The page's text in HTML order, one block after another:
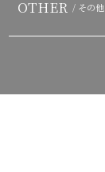
OTHER / その他